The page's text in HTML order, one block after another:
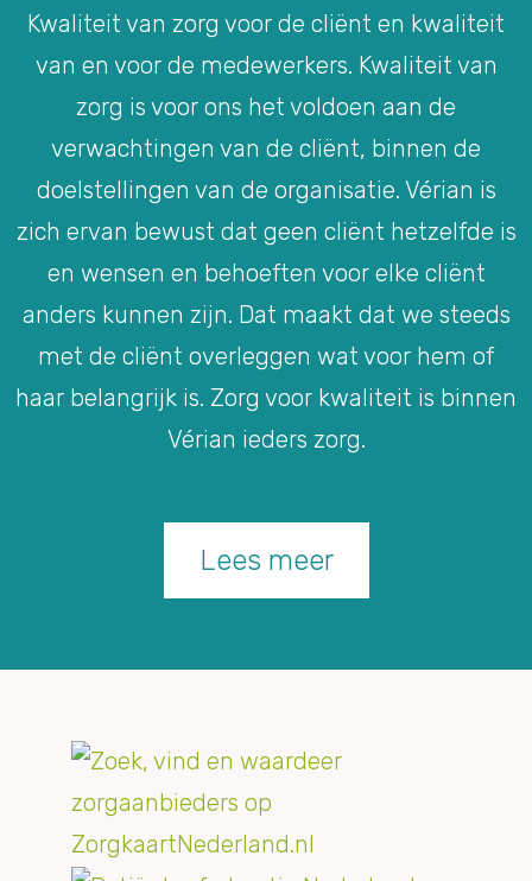
Kwaliteit van zorg voor de cliënt en kwaliteit
van en voor de medewerkers. Kwaliteit van
zorg is voor ons het voldoen aan de
verwachtingen van de cliënt, binnen de
doelstellingen van de organisatie. Vérian is
zich ervan bewust dat geen cliënt hetzelfde is
en wensen en behoeften voor elke cliënt
anders kunnen zijn. Dat maakt dat we steeds
met de cliënt overleggen wat voor hem of
haar belangrijk is. Zorg voor kwaliteit is binnen
Vérian ieders zorg.
Lees meer